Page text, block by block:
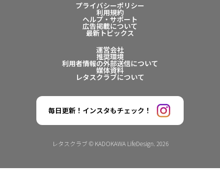
プライバシーポリシー
利用規約
ヘルプ・サポート
広告掲載について
最新トピックス
運営会社
推奨環境
利用者情報の外部送信について
媒体資料
レタスクラブについて
毎日更新！インスタもチェック！
レタスクラブ © KADOKAWA LifeDesign. 2026